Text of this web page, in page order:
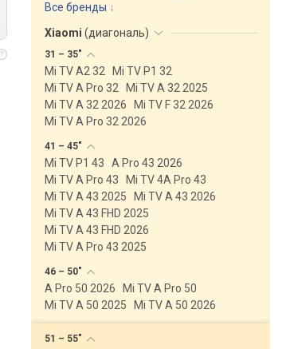
Все бренды
Xiaomi (диагональ)
31 – 35"
Mi TV A2 32
Mi TV P1 32
Mi TV A Pro 32
Mi TV A 32 2025
Mi TV A 32 2026
Mi TV F 32 2026
Mi TV A Pro 32 2026
41 – 45"
Mi TV P1 43
A Pro 43 2026
Mi TV A Pro 43
Mi TV 4A Pro 43
Mi TV A 43 2025
Mi TV A 43 2026
Mi TV A 43 FHD 2025
Mi TV A 43 FHD 2026
Mi TV A Pro 43 2025
46 – 50"
A Pro 50 2026
Mi TV A Pro 50
Mi TV A 50 2025
Mi TV A 50 2026
51 – 55"